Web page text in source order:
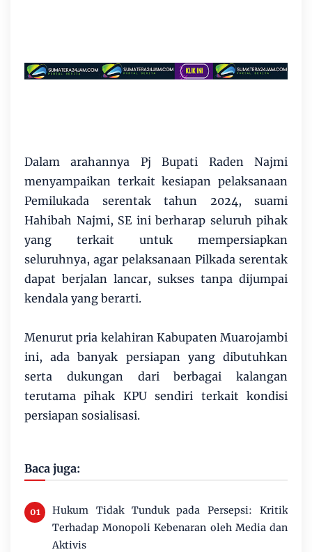
Dalam arahannya Pj Bupati Raden Najmi
menyampaikan terkait kesiapan pelaksanaan
Pemilukada serentak tahun 2024, suami
Hahibah Najmi, SE ini berharap seluruh pihak
yang terkait untuk mempersiapkan
seluruhnya, agar pelaksanaan Pilkada serentak
dapat berjalan lancar, sukses tanpa dijumpai
kendala yang berarti.
Menurut pria kelahiran Kabupaten Muarojambi
ini, ada banyak persiapan yang dibutuhkan
serta dukungan dari berbagai kalangan
terutama pihak KPU sendiri terkait kondisi
persiapan sosialisasi.
Baca juga:
Hukum Tidak Tunduk pada Persepsi: Kritik
Terhadap Monopoli Kebenaran oleh Media dan
Aktivis